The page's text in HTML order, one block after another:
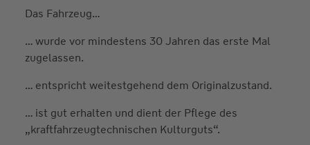
Das Fahrzeug…
… wurde vor mindestens 30 Jahren das erste Mal
zugelassen.
… entspricht weitestgehend dem Originalzustand.
… ist gut erhalten und dient der Pflege des
„kraftfahrzeugtechnischen Kulturguts“.